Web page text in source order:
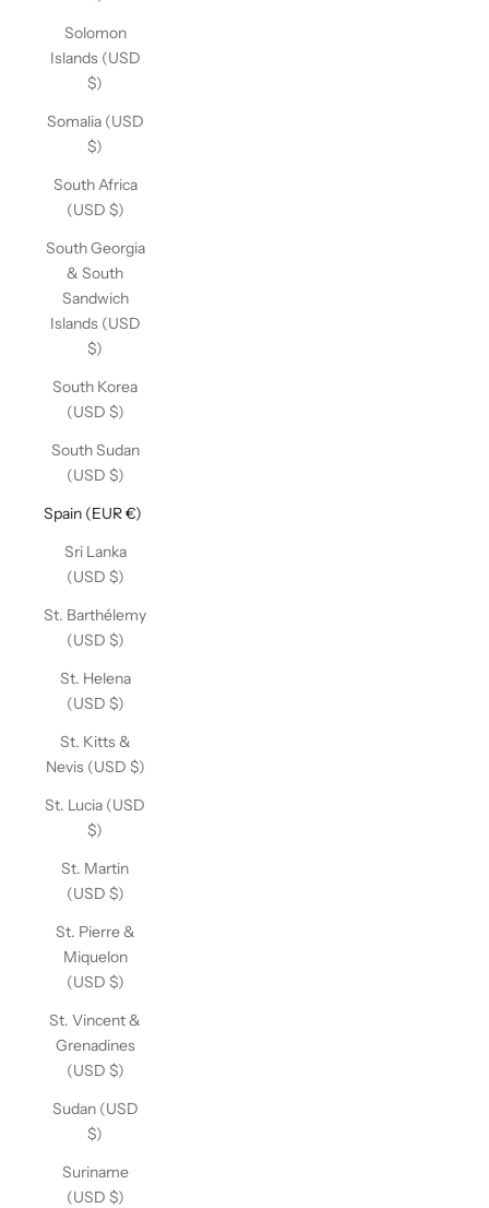
Solomon
Islands (USD
$)
Somalia (USD
$)
South Africa
(USD $)
South Georgia
& South
Sandwich
Islands (USD
$)
South Korea
(USD $)
South Sudan
(USD $)
Spain (EUR €)
Sri Lanka
(USD $)
St. Barthélemy
(USD $)
St. Helena
(USD $)
St. Kitts &
Nevis (USD $)
St. Lucia (USD
$)
St. Martin
(USD $)
St. Pierre &
Miquelon
(USD $)
St. Vincent &
Grenadines
(USD $)
Sudan (USD
$)
Suriname
(USD $)